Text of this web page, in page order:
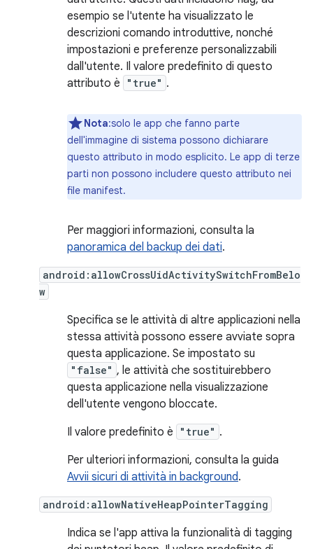
esempio se l'utente ha visualizzato le
descrizioni comando introduttive, nonché
impostazioni e preferenze personalizzabili
dall'utente. Il valore predefinito di questo
attributo è
"true" .
Nota:solo le app che fanno parte
dell'immagine di sistema possono dichiarare
questo attributo in modo esplicito. Le app di terze
parti non possono includere questo attributo nei
file manifest.
Per maggiori informazioni, consulta la
panoramica del backup dei dati.
android:allowCrossUidActivitySwitchFromBelo
w
Specifica se le attività di altre applicazioni nella
stessa attività possono essere avviate sopra
questa applicazione. Se impostato su
"false" , le attività che sostituirebbero
questa applicazione nella visualizzazione
dell'utente vengono bloccate.
Il valore predefinito è
"true" .
Per ulteriori informazioni, consulta la guida
Avvii sicuri di attività in background.
android:allowNativeHeapPointerTagging
Indica se l'app attiva la funzionalità di tagging